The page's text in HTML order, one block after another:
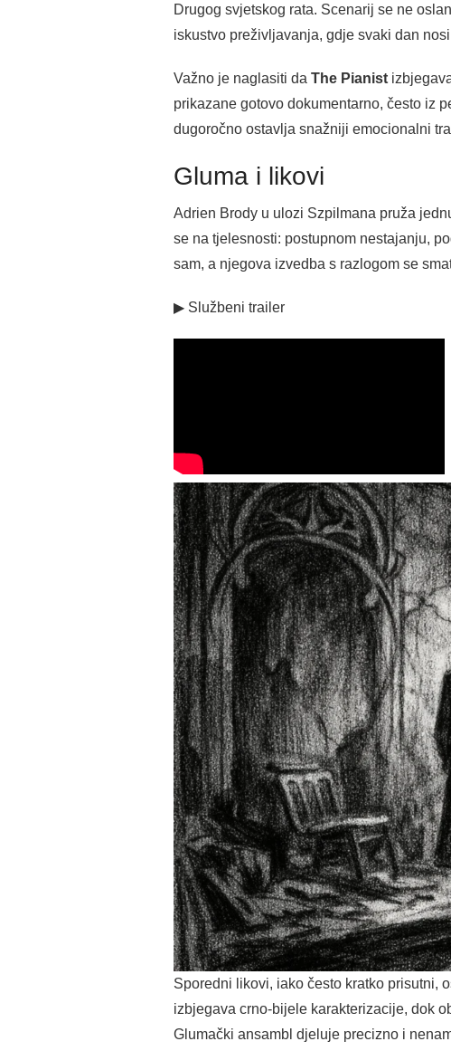
Drugog svjetskog rata. Scenarij se ne
iskustvo preživljavanja, gdje svaki dan
Važno je naglasiti da The Pianist
prikazane gotovo dokumentarno, često iz
dugoročno ostavlja snažniji emocionalni
Gluma i likovi
Adrien Brody u ulozi Szpilmana pruža
se na tjelesnosti: postupnom nestajanju,
sam, a njegova izvedba s razlogom se
▶ Službeni trailer
Sporedni likovi, iako često kratko prisutni,
izbjegava crno-bijele karakterizacije, dok
Glumački ansambl djeluje precizno i